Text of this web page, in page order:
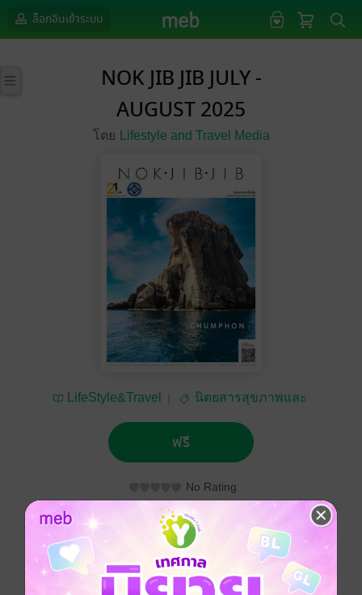
ล็อกอินเข้าระบบ
NOK JIB JIB JULY -
AUGUST 2025
โดย Lifestyle and Travel Media
LifeStyle&Travel
นิตยสารสุขภาพและ
ฟรี
No Rating
ติดตาม แชร์